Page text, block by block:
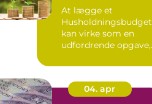
At lægge et
Husholdningsbudget
kan virke som en
udfordrende opgave,
tilgang ...
04. apr